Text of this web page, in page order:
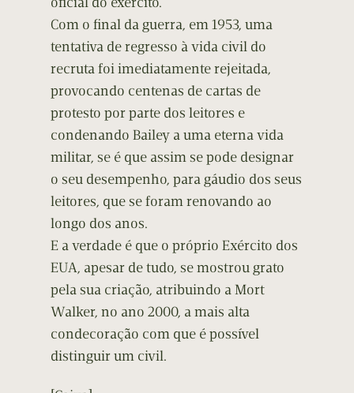
Com o final da guerra, em 1953, uma
tentativa de regresso à vida civil do
recruta foi imediatamente rejeitada,
provocando centenas de cartas de
protesto por parte dos leitores e
condenando Bailey a uma eterna vida
militar, se é que assim se pode designar
o seu desempenho, para gáudio dos seus
leitores, que se foram renovando ao
longo dos anos.
E a verdade é que o próprio Exército dos
EUA, apesar de tudo, se mostrou grato
pela sua criação, atribuindo a Mort
Walker, no ano 2000, a mais alta
condecoração com que é possível
distinguir um civil.